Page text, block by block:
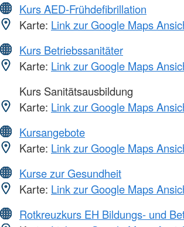
Kurs AED-Frühdefibrillation
Karte: Link zur Google Maps
Kurs Betriebssanitäter
Karte: Link zur Google Maps
Kurs Sanitätsausbildung
Karte: Link zur Google Maps
Kursangebote
Karte: Link zur Google Maps
Kurse zur Gesundheit
Karte: Link zur Google Maps
Rotkreuzkurs EH Bildungs- und